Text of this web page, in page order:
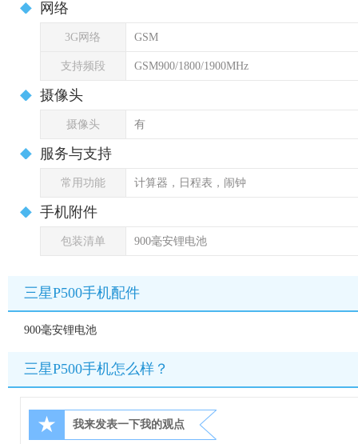
网络
3G网络 GSM
支持频段 GSM900/1800/1900MHz
摄像头
摄像头 有
服务与支持
常用功能 计算器，日程表，闹钟
手机附件
包装清单 900毫安锂电池
三星P500手机配件
900毫安锂电池
三星P500手机怎么样？
★ 我来发表一下我的观点